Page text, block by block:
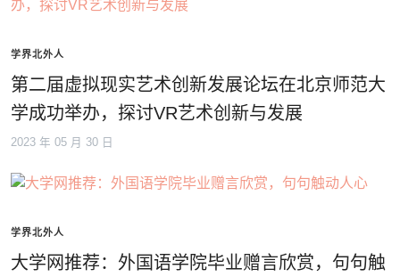
学界北外人
第二届虚拟现实艺术创新发展论坛在北京师范大
学成功举办，探讨VR艺术创新与发展
2023 年 05 月 30 日
学界北外人
大学网推荐：外国语学院毕业赠言欣赏，句句触